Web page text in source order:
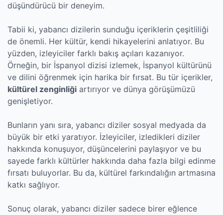
düşündürücü bir deneyim.
Tabii ki, yabancı dizilerin sunduğu içeriklerin çeşitliliği
de önemli. Her kültür, kendi hikayelerini anlatıyor. Bu
yüzden, izleyiciler farklı bakış açıları kazanıyor.
Örneğin, bir İspanyol dizisi izlemek, İspanyol kültürünü
ve dilini öğrenmek için harika bir fırsat. Bu tür içerikler,
kültürel zenginliği artırıyor ve dünya görüşümüzü
genişletiyor.
Bunların yanı sıra, yabancı diziler sosyal medyada da
büyük bir etki yaratıyor. İzleyiciler, izledikleri diziler
hakkında konuşuyor, düşüncelerini paylaşıyor ve bu
sayede farklı kültürler hakkında daha fazla bilgi edinme
fırsatı buluyorlar. Bu da, kültürel farkındalığın artmasına
katkı sağlıyor.
Sonuç olarak, yabancı diziler sadece birer eğlence